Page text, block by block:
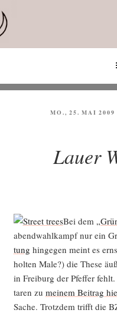
Inhalt
springen
MO., 25. MAI 2009
Lauer
Bei dem
abend­wahl­kampf nur ein
tung hin­ge­gen meint es
hol­ten Male?) die The­se
in Frei­burg der Pfef­fer
ta­ren zu mei­nem Bei­trag
Sache. Trotz­dem trifft die